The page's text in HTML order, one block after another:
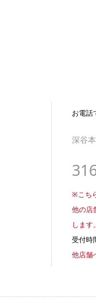
お電話
深谷
※こち
他の店
します。
受付時
他店舗